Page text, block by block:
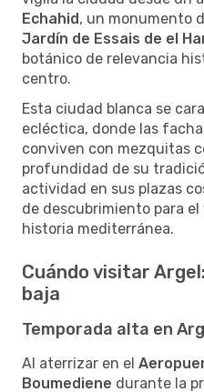
Echahid, un monumento
Jardín de Essais de el
botánico de relevancia
centro.
Esta ciudad blanca se
ecléctica, donde las
conviven con mezquitas
profundidad de su
actividad en sus plazas
de descubrimiento para
historia mediterránea.
Cuándo visitar
baja
Temporada alta en
Al aterrizar en el
Boumediene durante la